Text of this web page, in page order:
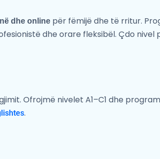
dhe online për fëmijë dhe të rritur.
dhe orare fleksibël. Çdo nivel
Ofrojmë nivelet A1–C1 dhe
.